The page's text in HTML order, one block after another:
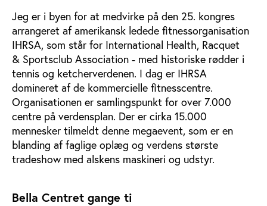
Jeg er i byen for at medvirke på den 25. kongres
arrangeret af amerikansk ledede fitnessorganisation
IHRSA, som står for International Health, Racquet
& Sportsclub Association - med historiske rødder i
tennis og ketcherverdenen. I dag er IHRSA
domineret af de kommercielle fitnesscentre.
Organisationen er samlingspunkt for over 7.000
centre på verdensplan. Der er cirka 15.000
mennesker tilmeldt denne megaevent, som er en
blanding af faglige oplæg og verdens største
tradeshow med alskens maskineri og udstyr.
Bella Centret gange ti